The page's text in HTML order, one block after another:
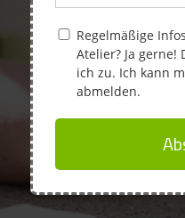
Regelmäßige
Atelier? Ja gerne!
ich zu. Ich kann
abmelden.